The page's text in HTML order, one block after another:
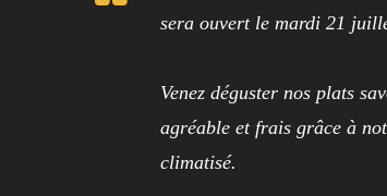
sera ouvert le mardi 21
Venez déguster nos plats
agréable et frais grâce à
climatisé.